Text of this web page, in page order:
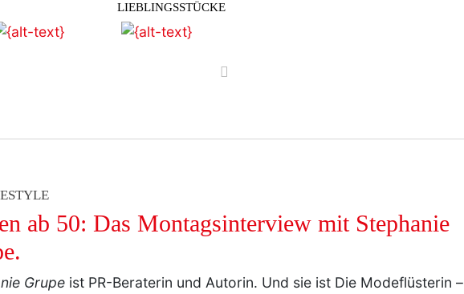
LIEBLINGSSTÜCKE
vor
ab 50: Das Montagsinterview mit Stephanie
Grupe ist PR-Beraterin und Autorin. Und sie ist Die Modeflüsterin –